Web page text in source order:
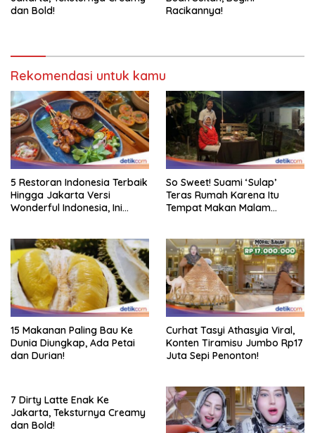
dan Bold!
Racikannya!
Rekomendasi untuk kamu
5 Restoran Indonesia Terbaik
Hingga Jakarta Versi
Wonderful Indonesia, Ini
So Sweet! Suami ‘Sulap’
Teras Rumah Karena Itu
Tempat Makan Malam
15 Makanan Paling Bau Ke
Dunia Diungkap, Ada Petai
dan Durian!
Curhat Tasyi Athasyia Viral,
Konten Tiramisu Jumbo Rp17
Juta Sepi Penonton!
7 Dirty Latte Enak Ke
Jakarta, Teksturnya Creamy
dan Bold!